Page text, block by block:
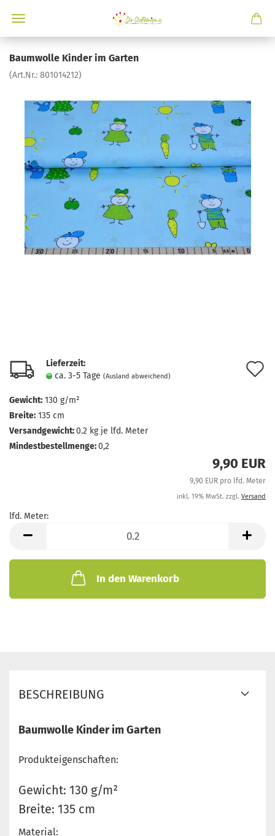
Baumwolle Kinder im Garten
(Art.Nr.: 801014212)
Lieferzeit:
ca. 3-5 Tage (Ausland abweichend)
Gewicht: 130 g/m²
Breite: 135 cm
Versandgewicht:0.2 kg je lfd. Meter
Mindestbestellmenge:0,2
9,90 EUR
9,90 EUR pro lfd. Meter
inkl. 19% MwSt. zzgl. Versand
lfd. Meter:
Meter
In den Warenkorb
BESCHREIBUNG
Baumwolle Kinder im Garten
Produkteigenschaften:
Gewicht: 130 g/m²
Breite: 135 cm
Material: